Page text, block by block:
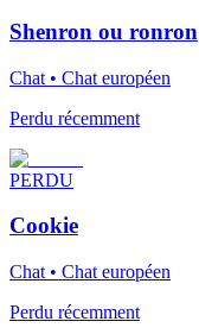
Shenron ou ronron
Chat • Chat européen
Perdu récemment
PERDU
Cookie
Chat • Chat européen
Perdu récemment